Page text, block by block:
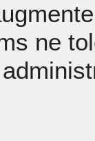
ne